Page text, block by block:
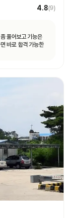
4.8(9)
풀어보고 기능은
바로 합격 가능한